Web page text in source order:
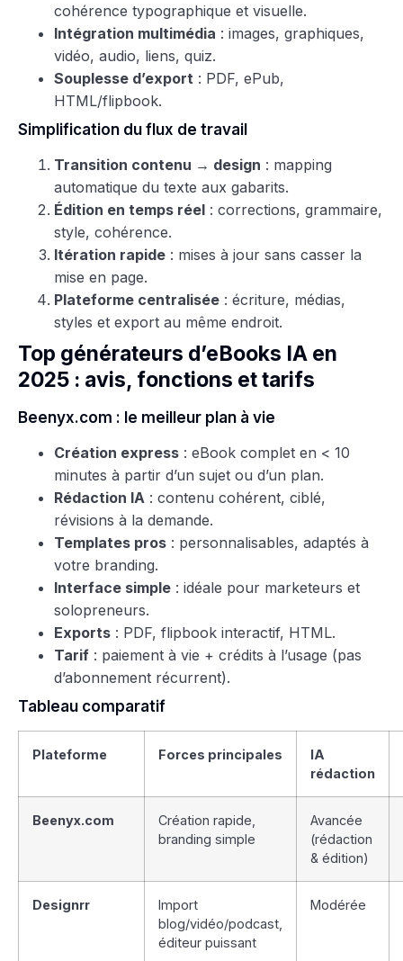
cohérence typographique et visuelle.
Intégration multimédia : images, graphiques,
vidéo, audio, liens, quiz.
Souplesse d’export : PDF, ePub,
HTML/flipbook.
Simplification du flux de travail
Transition contenu → design : mapping
automatique du texte aux gabarits.
Édition en temps réel : corrections, grammaire,
style, cohérence.
Itération rapide : mises à jour sans casser la
mise en page.
Plateforme centralisée : écriture, médias,
styles et export au même endroit.
Top générateurs d’eBooks IA en
2025 : avis, fonctions et tarifs
Beenyx.com : le meilleur plan à vie
Création express : eBook complet en < 10
minutes à partir d’un sujet ou d’un plan.
Rédaction IA : contenu cohérent, ciblé,
révisions à la demande.
Templates pros : personnalisables, adaptés à
votre branding.
Interface simple : idéale pour marketeurs et
solopreneurs.
Exports : PDF, flipbook interactif, HTML.
Tarif : paiement à vie + crédits à l’usage (pas
d’abonnement récurrent).
Tableau comparatif
Plateforme Forces principales
IA
rédaction
Beenyx.com
Création rapide,
branding simple
Avancée
(rédaction
& édition)
Designrr
Import
blog/vidéo/podcast,
éditeur puissant
Modérée